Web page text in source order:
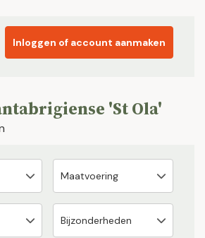
Inloggen of account aanmaken
'St Ola'